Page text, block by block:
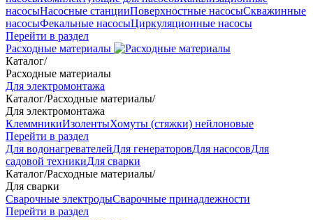
насосыНасосные станцииПоверхностные насосыСкважинные
насосыФекальные насосыЦиркуляционные насосы
Перейти в раздел
Расходные материалы
Каталог/
Расходные материалы
Для электромонтажа
Каталог/Расходные материалы/
Для электромонтажа
КлеммникиИзолентыХомуты (стяжки) нейлоновые
Перейти в раздел
Для водонагревателейДля генераторовДля насосовДля
садовой техникиДля сварки
Каталог/Расходные материалы/
Для сварки
Сварочные электродыСварочные принадлежности
Перейти в раздел